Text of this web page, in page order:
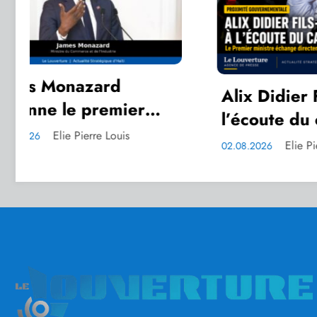
Alix Didier Fils-Aimé à
l’écoute du cap-Haitien
Fils-